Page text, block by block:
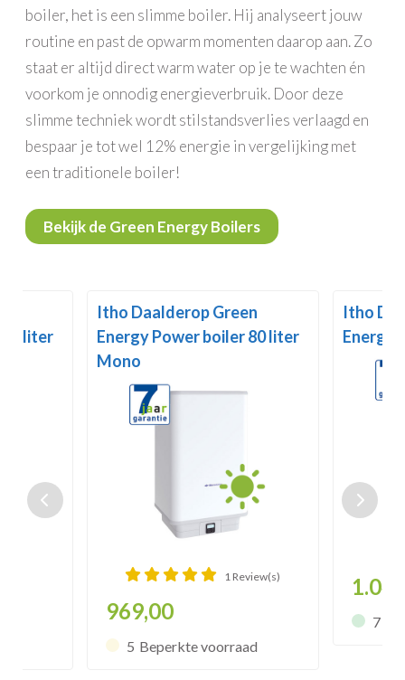
boiler, het is een slimme boiler. Hij analyseert jouw
routine en past de opwarm momenten daarop aan. Zo
staat er altijd direct warm water op je te wachten én
voorkom je onnodig energieverbruik. Door deze
slimme techniek wordt stilstandsverlies verlaagd en
bespaar je tot wel 12% energie in vergelijking met
een traditionele boiler!
Bekijk de Green Energy Boilers
liter
Itho Daalderop Green
Energy Power boiler 80 liter
Mono
1 Review(s)
969,00
5 Beperkte voorraad
Itho
Energy
7